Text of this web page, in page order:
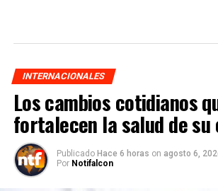
INTERNACIONALES
Los cambios cotidianos
fortalecen la salud de su
Publicado Hace 6 horas on agosto 6,
Por Notifalcon